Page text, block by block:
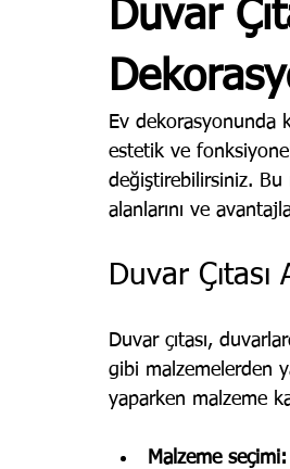
Duvar
Ev dekorasyonunda
estetik ve
değiştirebilirsiniz. Bu
alanlarını ve
Duvar
Duvar çıtası,
gibi malzemelerden
yaparken malzeme
Malzeme seçimi: